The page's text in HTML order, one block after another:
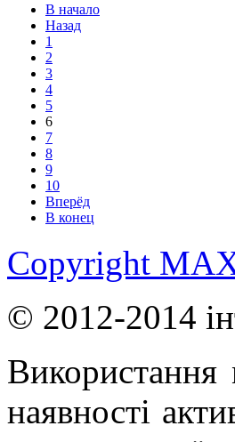
В начало
Назад
1
2
3
4
5
6
7
8
9
10
Вперёд
В конец
Copyright
© 2012-2014
Використання
наявності